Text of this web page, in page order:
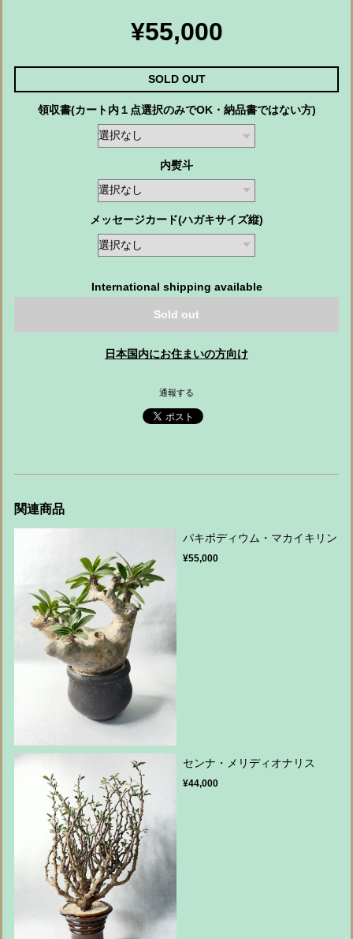
¥55,000
SOLD OUT
領収書(カート内１点選択のみでOK・納品書ではない方)
内熨斗
メッセージカード(ハガキサイズ縦)
International shipping available
Sold out
日本国内にお住まいの方向け
通報する
関連商品
パキポディウム・マカイキリン
¥55,000
センナ・メリディオナリス
¥44,000